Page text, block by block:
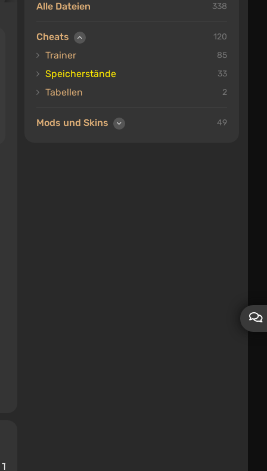
Alle Dateien 338
Cheats 120
Trainer 85
Speicherstände 33
Tabellen 2
Mods und Skins 49